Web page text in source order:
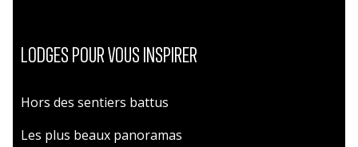
LODGES POUR VOUS INSPIRER
Hors des sentiers battus
Les plus beaux panoramas